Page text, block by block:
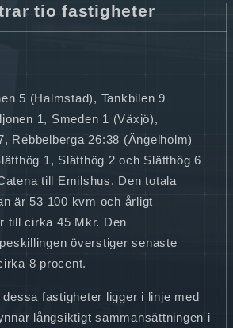
tio fastigheter
5 (Halmstad), Tankbilen 9
1, Smeden 1 (Växjö),
Rebbelberga 26:38 (Ängelholm)
1, Slätthög 2 och Slätthög 6
till Emilshus. Den totala
är 53 100 kvm och årligt
till cirka 45 Mkr. Den
överstiger senaste
8 procent.
fastigheter ligger i linje med
långsiktigt sammansättningen i